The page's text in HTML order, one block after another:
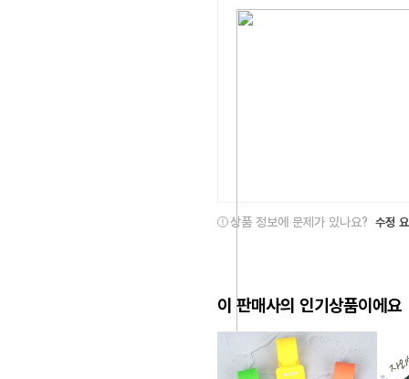
상품 정보에 문제가 있나요? 수정
이 판매사의 인기상품이에요